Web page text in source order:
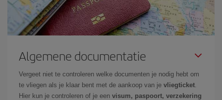
Algemene documentatie
Vergeet niet te controleren welke documenten je nodig hebt om
te vliegen als je klaar bent met de aankoop van je vliegticket
Hier kun je controleren of je een visum, paspoort, verzekering